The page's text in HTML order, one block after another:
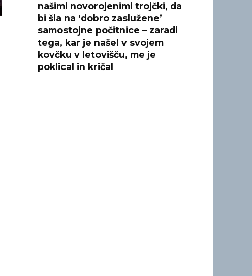
našimi novorojenimi trojčki, da
bi šla na ‘dobro zaslužene’
samostojne počitnice – zaradi
tega, kar je našel v svojem
kovčku v letovišču, me je
poklical in kričal